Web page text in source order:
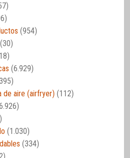
(954)
(30)
(6.929)
de aire (airfryer) (112)
(1.030)
(334)